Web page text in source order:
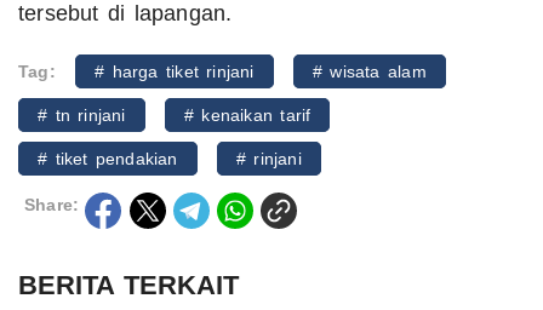
tersebut di lapangan.
Tag: # harga tiket rinjani # wisata alam
# tn rinjani # kenaikan tarif
# tiket pendakian # rinjani
Share:
BERITA TERKAIT